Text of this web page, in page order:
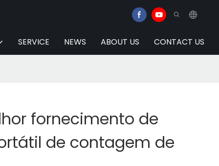
SERVICE NEWS ABOUT US CONTACT US
fornecimento de
de contagem de